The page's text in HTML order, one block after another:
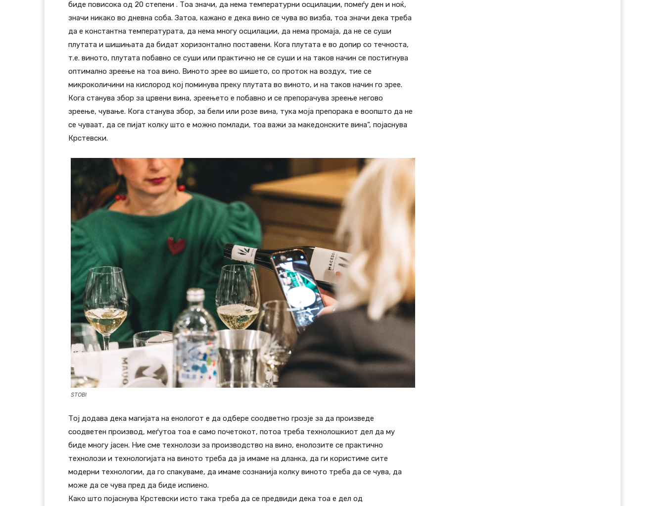
биде повисока од 20 степени . Тоа значи, да нема температурни осцилации, помеѓу ден и ноќ,
значи никако во дневна соба. Затоа, кажано е дека вино се чува во визба, тоа значи дека треба
да е константна температурата, да нема многу осцилации, да нема промаја, да не се суши
плутата и шишињата да бидат хоризонтално поставени. Кога плутата е во допир со течноста,
т.е. виното, плутата побавно се суши или практично не се суши и на таков начин се постигнува
оптимално зреење на тоа вино. Виното зрее во шишето, со проток на воздух, тие се
микроколичини на кислород кој поминува преку плутата во виното, и на таков начин го зрее.
Кога станува збор за црвени вина, зреењето е побавно и се препорачува зреење негово
зреење, чување. Кога станува збор, за бели или розе вина, тука моја препорака е воопшто да не
се чуваат, да се пијат колку што е можно помлади, тоа важи за македонските вина“, појаснува
Крстевски.
STOBI
Тој додава дека магијата на енологот е да одбере соодветно грозје за да произведе
соодветен производ, меѓутоа тоа е само почетокот, потоа треба технолошкиот дел да му
биде многу јасен. Ние сме технолози за производство на вино, енолозите се практично
технолози и технологијата на виното треба да ја имаме на дланка, да ги користиме сите
модерни технологии, да го спакуваме, да имаме сознанија колку виното треба да се чува, да
може да се чува пред да биде испиено.
Како што појаснува Крстевски исто така треба да се предвиди дека тоа е дел од